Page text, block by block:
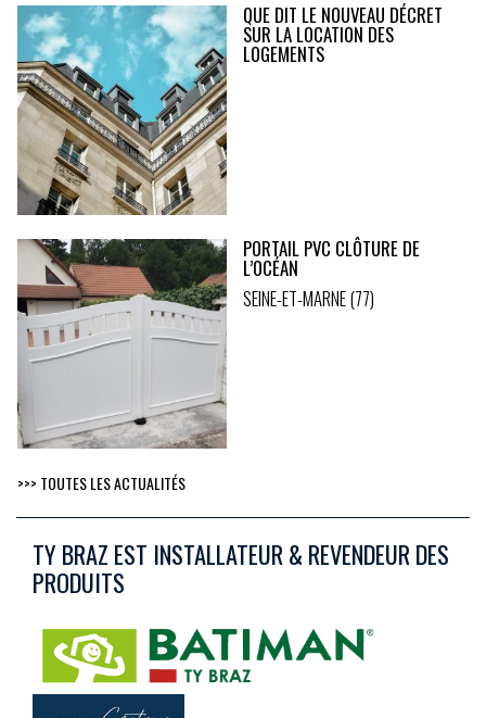
QUE DIT LE NOUVEAU DÉCRET
SUR LA LOCATION DES
LOGEMENTS
PORTAIL PVC CLÔTURE DE
L’OCÉAN
SEINE-ET-MARNE (77)
>>> TOUTES LES ACTUALITÉS
TY BRAZ EST INSTALLATEUR & REVENDEUR DES
PRODUITS